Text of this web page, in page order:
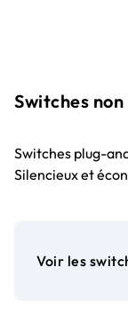
Switches
Switches plug-
Silencieux et
Voir les